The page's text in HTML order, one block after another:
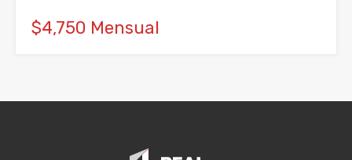
$4,750 Mensual